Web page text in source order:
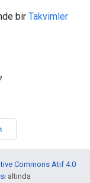
bir Takvimler
Commons Atıf 4.0
altında